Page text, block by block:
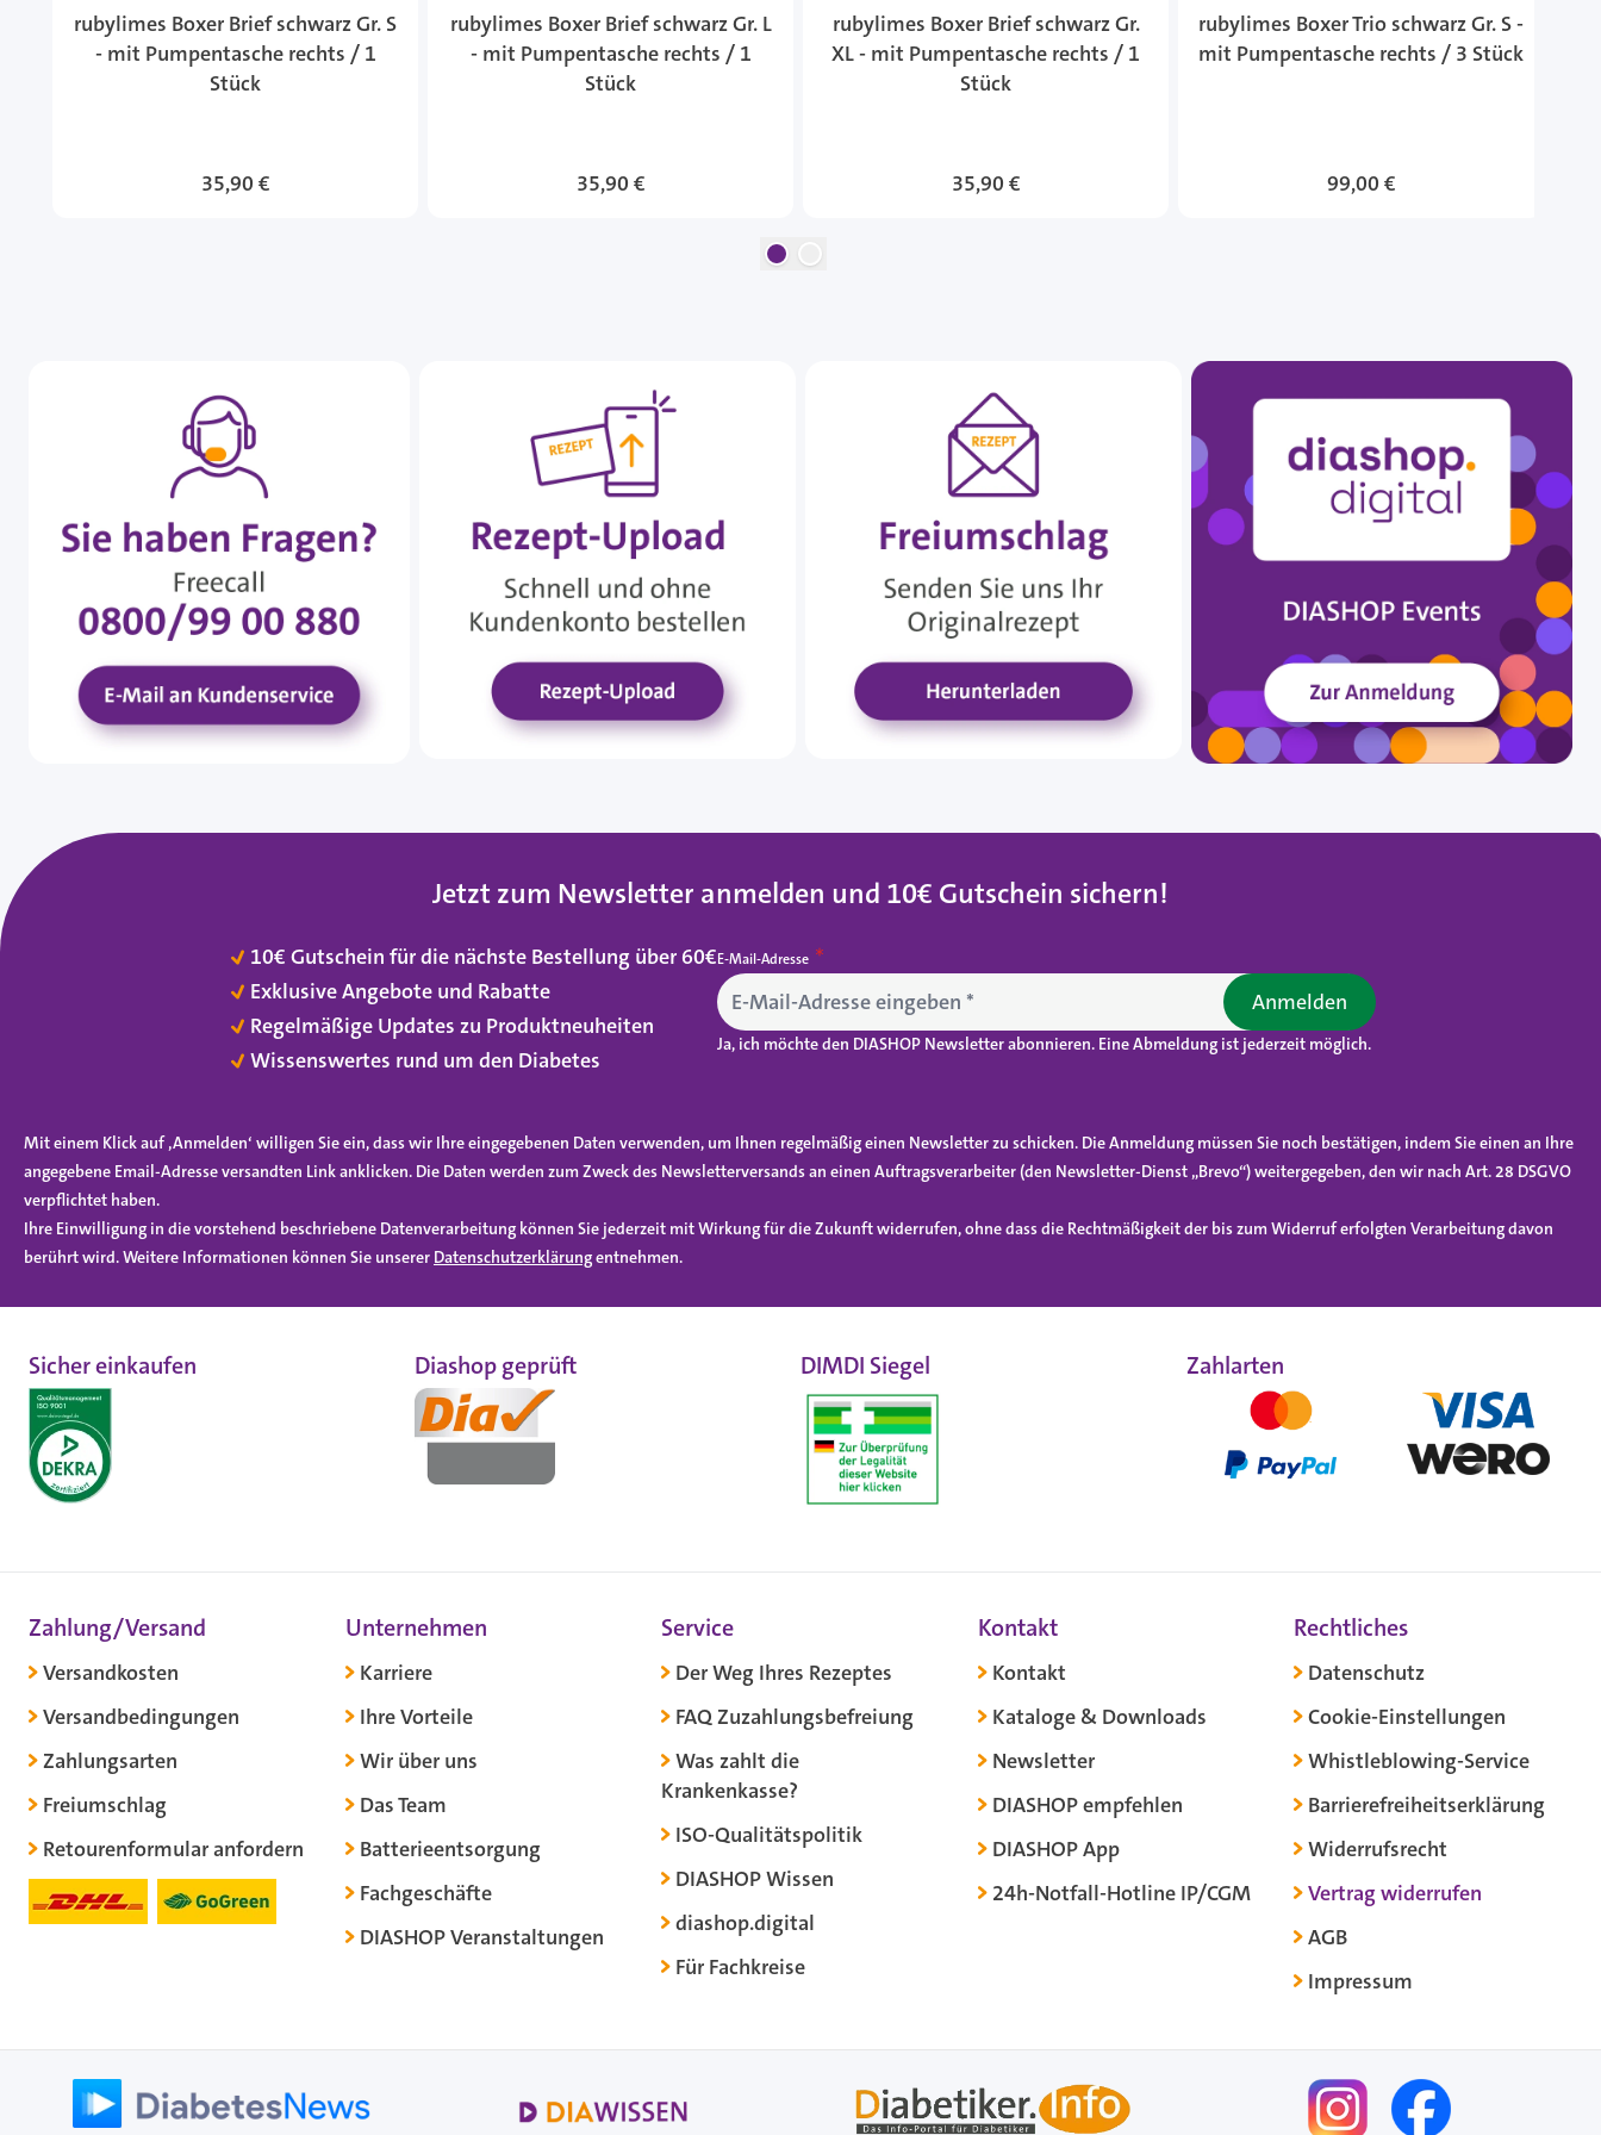
rubylimes Boxer Brief schwarz Gr. S
- mit Pumpentasche rechts / 1
Stück
35,90 €
rubylimes Boxer Brief schwarz Gr. L
- mit Pumpentasche rechts / 1
Stück
35,90 €
rubylimes Boxer Brief schwarz Gr.
XL - mit Pumpentasche rechts / 1
Stück
35,90 €
rubylimes Boxer Trio schwarz Gr. S -
mit Pumpentasche rechts / 3 Stück
99,00 €
Jetzt zum Newsletter anmelden und 10€ Gutschein sichern!
10€ Gutschein für die nächste Bestellung über 60€
Exklusive Angebote und Rabatte
Regelmäßige Updates zu Produktneuheiten
Wissenswertes rund um den Diabetes
E-Mail-Adresse
Ja, ich möchte den DIASHOP Newsletter abonnieren. Eine Abmeldung ist jederzeit möglich.
Anmelden
Mit einem Klick auf ‚Anmelden‘ willigen Sie ein, dass wir Ihre eingegebenen Daten verwenden, um Ihnen regelmäßig einen Newsletter zu schicken. Die Anmeldung müssen Sie noch bestätigen, indem Sie einen an Ihre
angegebene Email-Adresse versandten Link anklicken. Die Daten werden zum Zweck des Newsletterversands an einen Auftragsverarbeiter (den Newsletter-Dienst „Brevo“) weitergegeben, den wir nach Art. 28 DSGVO
verpflichtet haben.
Ihre Einwilligung in die vorstehend beschriebene Datenverarbeitung können Sie jederzeit mit Wirkung für die Zukunft widerrufen, ohne dass die Rechtmäßigkeit der bis zum Widerruf erfolgten Verarbeitung davon
berührt wird. Weitere Informationen können Sie unserer Datenschutzerklärungentnehmen.
Sicher einkaufen Diashop geprüft DIMDI Siegel Zahlarten
Zahlung/Versand
Versandkosten
Versandbedingungen
Zahlungsarten
Freiumschlag
Retourenformular anfordern
Unternehmen
Karriere
Ihre Vorteile
Wir über uns
Das Team
Batterieentsorgung
Fachgeschäfte
DIASHOP Veranstaltungen
Service
Der Weg Ihres Rezeptes
FAQ Zuzahlungsbefreiung
Was zahlt die
Krankenkasse?
ISO-Qualitätspolitik
DIASHOP Wissen
diashop.digital
Für Fachkreise
Kontakt
Kontakt
Kataloge & Downloads
Newsletter
DIASHOP empfehlen
DIASHOP App
24h-Notfall-Hotline IP/CGM
Rechtliches
Datenschutz
Cookie-Einstellungen
Whistleblowing-Service
Barrierefreiheitserklärung
Widerrufsrecht
Vertrag widerrufen
AGB
Impressum